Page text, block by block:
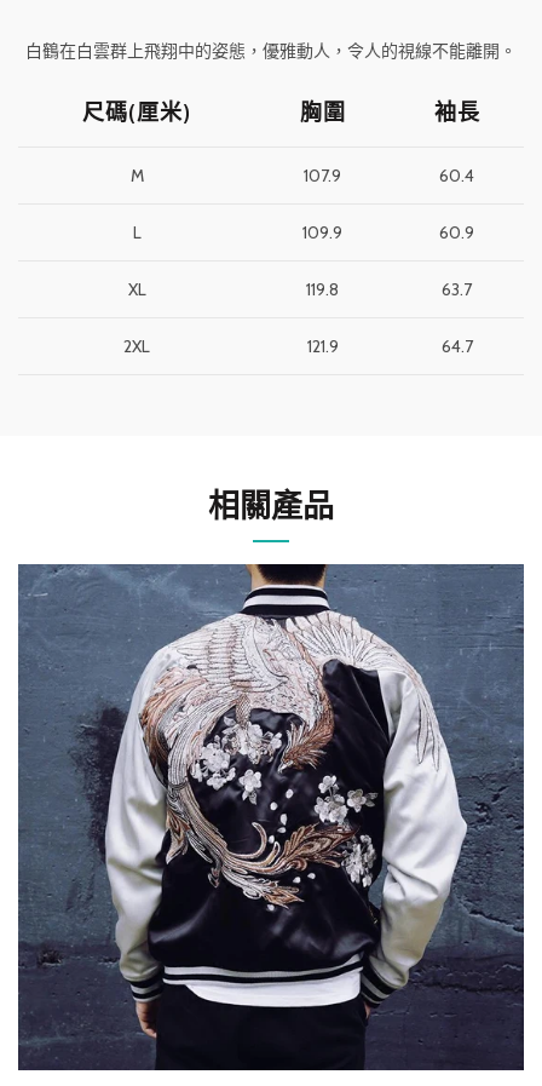
白鶴在白雲群上飛翔中的姿態，優雅動人，令人的視線不能離開。
尺碼(厘米) 胸圍 袖長
M 107.9 60.4
L 109.9 60.9
XL 119.8 63.7
2XL 121.9 64.7
相關產品